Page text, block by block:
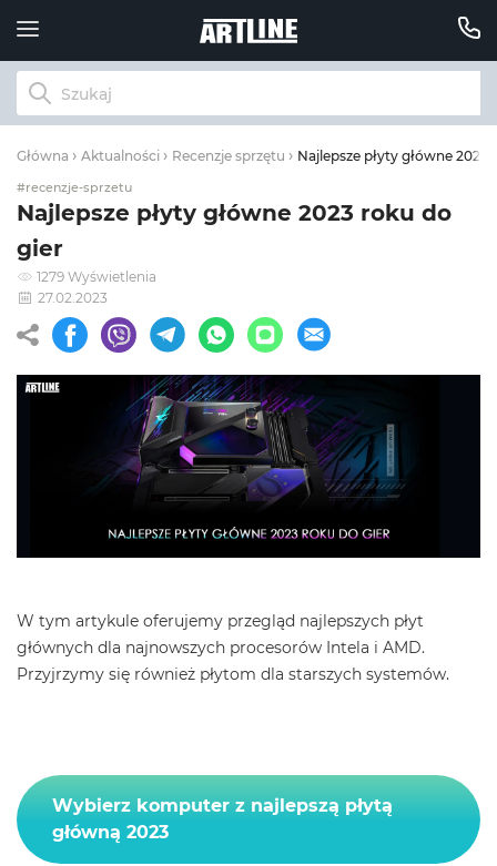
Główna Aktualności Recenzje sprzętu Najlepsze płyty główne 2023
#recenzje-sprzetu
Najlepsze płyty główne 2023 roku do
gier
1279 Wyświetlenia
27.02.2023
W tym artykule oferujemy przegląd najlepszych płyt
głównych dla najnowszych procesorów Intela i AMD.
Przyjrzymy się również płytom dla starszych systemów.
Wybierz komputer z najlepszą płytą
główną 2023